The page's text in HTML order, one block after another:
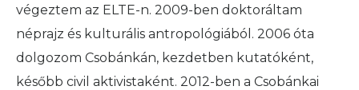
végeztem az ELTE-n. 2009-ben doktoráltam
néprajz és kulturális antropológiából. 2006 óta
dolgozom Csobánkán, kezdetben kutatóként,
később civil aktivistaként. 2012-ben a Csobánkai